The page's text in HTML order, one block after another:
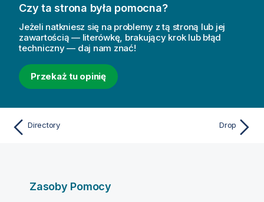
Czy ta strona była pomocna?
Jeżeli natkniesz się na problemy z tą stroną lub jej
zawartością — literówkę, brakujący krok lub błąd
techniczny — daj nam znać!
Przekaż tu opinię
Directory Drop
Zasoby Pomocy